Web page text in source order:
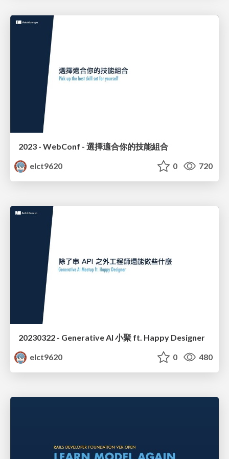
2023 - WebConf - 選擇適合你的技能組合
elct9620
0 720
20230322 - Generative AI 小聚 ft. Happy Designer
elct9620
0 480